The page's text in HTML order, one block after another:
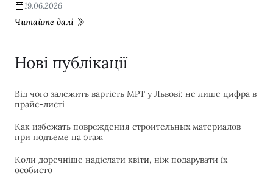
19.06.2026
Читайте далі
Нові публікації
Від чого залежить вартість МРТ у Львові: не лише цифра в
прайс-листі
Как избежать повреждения строительных материалов
при подъеме на этаж
Коли доречніше надіслати квіти, ніж подарувати їх
особисто